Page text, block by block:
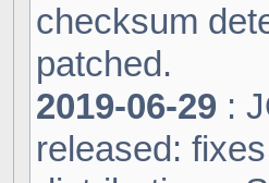
checksum
patched.
2019-06-29 :
released: